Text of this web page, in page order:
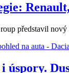
představil
úspory.